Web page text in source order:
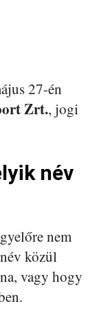
27-én
Zrt., jogi
név
nem
közül
vagy hogy